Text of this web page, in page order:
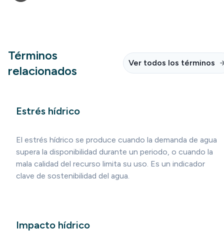
Términos
relacionados
Ver todos los términos
Estrés hídrico
El estrés hídrico se produce cuando la demanda de agua
supera la disponibilidad durante un periodo, o cuando la
mala calidad del recurso limita su uso. Es un indicador
clave de sostenibilidad del agua.
Impacto hídrico